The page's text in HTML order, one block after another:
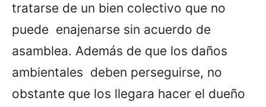
tratarse de un bien colectivo que no
puede enajenarse sin acuerdo de
asamblea. Además de que los daños
ambientales deben perseguirse, no
obstante que los llegara hacer el dueño